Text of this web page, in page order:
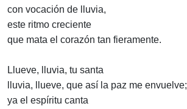
con vocación de lluvia,
este ritmo creciente
que mata el corazón tan fieramente.
Llueve, lluvia, tu santa
lluvia, llueve, que así la paz me envuelve;
ya el espíritu canta